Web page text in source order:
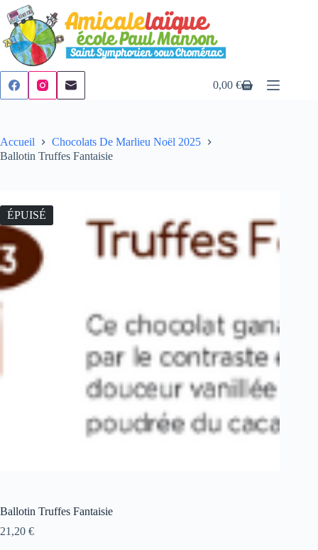
Passer
au
contenu
Panier
0,00€
Accueil
Chocolats De Marlieu Noël 2025
Ballotin Truffes Fantaisie
ÉPUISÉ
Ballotin Truffes Fantaisie
21,20 €